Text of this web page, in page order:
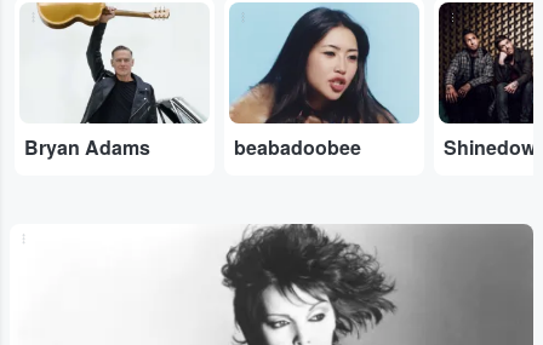
...
Bryan Adams
...
beabadoobee
...
...